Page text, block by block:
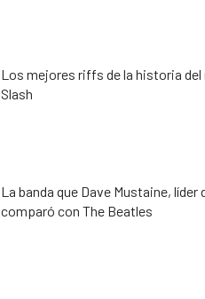
Los mejores riffs de la historia del
Slash
La banda que Dave Mustaine, líder
comparó con The Beatles